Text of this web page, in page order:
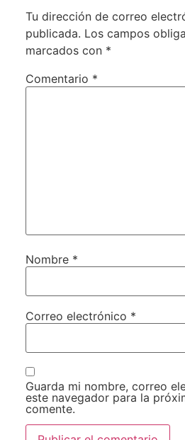
Tu dirección de correo
publicada. Los campos
marcados con *
Comentario *
Nombre *
Correo electrónico *
Guarda mi nombre, correo
este navegador para la
comente.